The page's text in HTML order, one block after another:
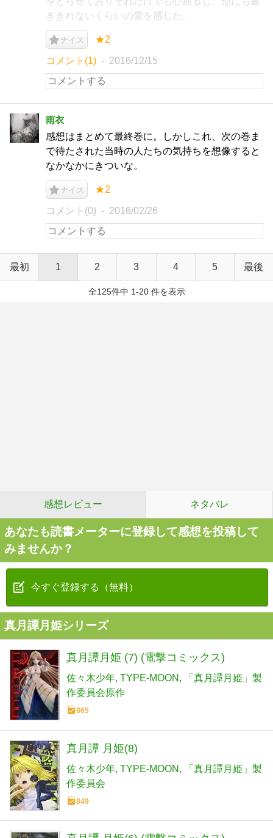
ききれないくらいの愛を感じた。
ナイス ★2
コメント(1) 2016/12/15
雨衣
感想はまとめて最終巻に。しかしこれ、次の巻ま
で待たされた当時の人たちの気持ちを想像すると
なかなかにきついな。
ナイス ★2
コメント(0) 2016/02/26
最初 1 2 3 4 5 最後
全125件中 1-20 件を表示
感想レビュー ネタバレ
あなたも読書メーターに登録して感想を投稿して
みませんか？
今すぐ登録する（無料）
真月譚月姫シリーズ
真月譚月姫 (7) (電撃コミックス)
佐々木少年 TYPE-MOON
「真月譚月姫」製
作委員会原作
865
真月譚 月姫(8)
佐々木少年 TYPE-MOON
「真月譚月姫」製
作委員会
849